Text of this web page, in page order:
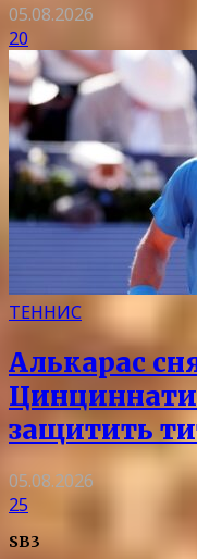
05.08.2026
20
ТЕННИС
Алькарас
защитить
05.08.2026
25
SB3